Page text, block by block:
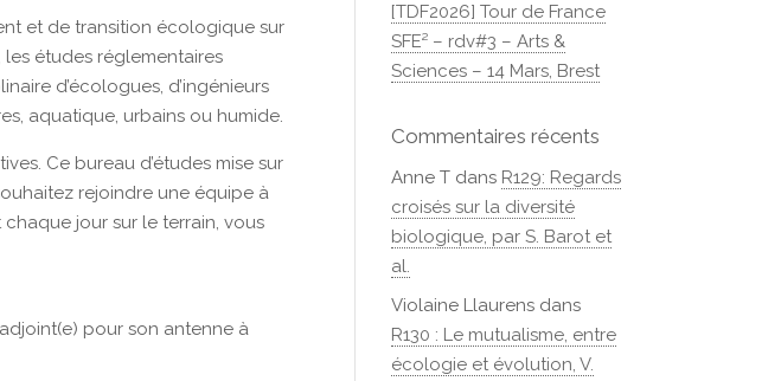
et de transition écologique sur
les études réglementaires
d’écologues, d’ingénieurs
aquatique, urbains ou humide.
Ce bureau d’études mise sur
rejoindre une équipe à
jour sur le terrain, vous
pour son antenne à
[TDF2026] Tour de France
SFE² – rdv#3 – Arts &
Sciences – 14 Mars, Brest
Commentaires récents
Anne T dans R129: Regards
croisés sur la diversité
biologique, par S. Barot et
al.
Violaine Llaurens dans
R130 : Le mutualisme, entre
écologie et évolution, V.